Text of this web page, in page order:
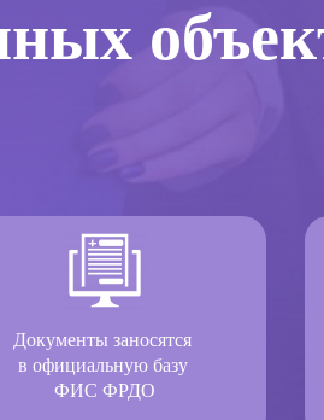
Документы заносятся
в официальную базу
ФИС ФРДО